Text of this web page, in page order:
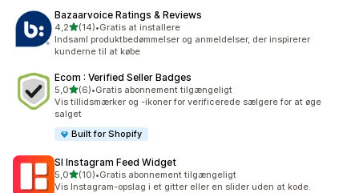
Bazaarvoice Ratings & Reviews
4,2ud af 5 stjerner
(14)
14 anmeldelser i alt
•Gratis at installere
Indsaml produktbedømmelser og anmeldelser, der inspirerer
kunderne til at købe
Ecom : Verified Seller Badges
5,0ud af 5 stjerner
(6)
6 anmeldelser i alt
•Gratis abonnement tilgængeligt
Vis tillidsmærker og -ikoner for verificerede sælgere for at øge
salget
Built for Shopify
SI Instagram Feed Widget
5,0ud af 5 stjerner
(10)
10 anmeldelser i alt
•Gratis abonnement tilgængeligt
Vis Instagram-opslag i et gitter eller en slider uden at kode.